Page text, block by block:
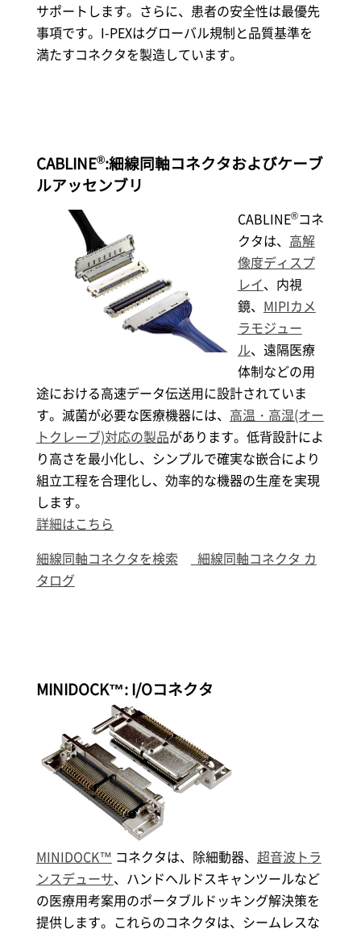
サポートします。さらに、患者の安全性は最優先
事項です。 I-PEXはグローバル規制と品質基準を
満たすコネクタを製造しています。
CABLINE®:細線同軸コネクタおよびケーブ
ルアッセンブリ
CABLINE®コネ
クタは、 高解
像度ディスプ
レイ、内視
鏡、 MIPIカメ
ラモジュー
ル、遠隔医療
体制などの用
途における高速データ伝送用に設計されていま
す。滅菌が必要な医療機器には、 高温・高湿(オー
トクレーブ)対応の製品があります。低背設計によ
り高さを最小化し、シンプルで確実な嵌合により
組立工程を合理化し、効率的な機器の生産を実現
します。
詳細はこちら
細線同軸コネクタを検索
細線同軸コネクタ カ
タログ
MINIDOCK™: I/Oコネクタ
MINIDOCK™ コネクタは、除細動器、 超音波トラ
ンスデューサ、ハンドヘルドスキャンツールなど
の医療用考案用のポータブルドッキング解決策を
提供します。これらのコネクタは、シームレスな